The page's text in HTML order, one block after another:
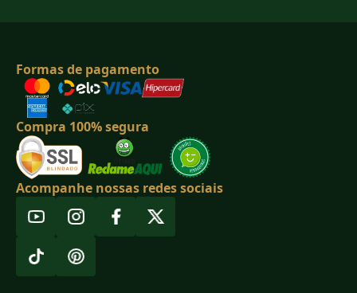
Formas de pagamento
Compra 100% segura
Acompanhe nossas redes sociais